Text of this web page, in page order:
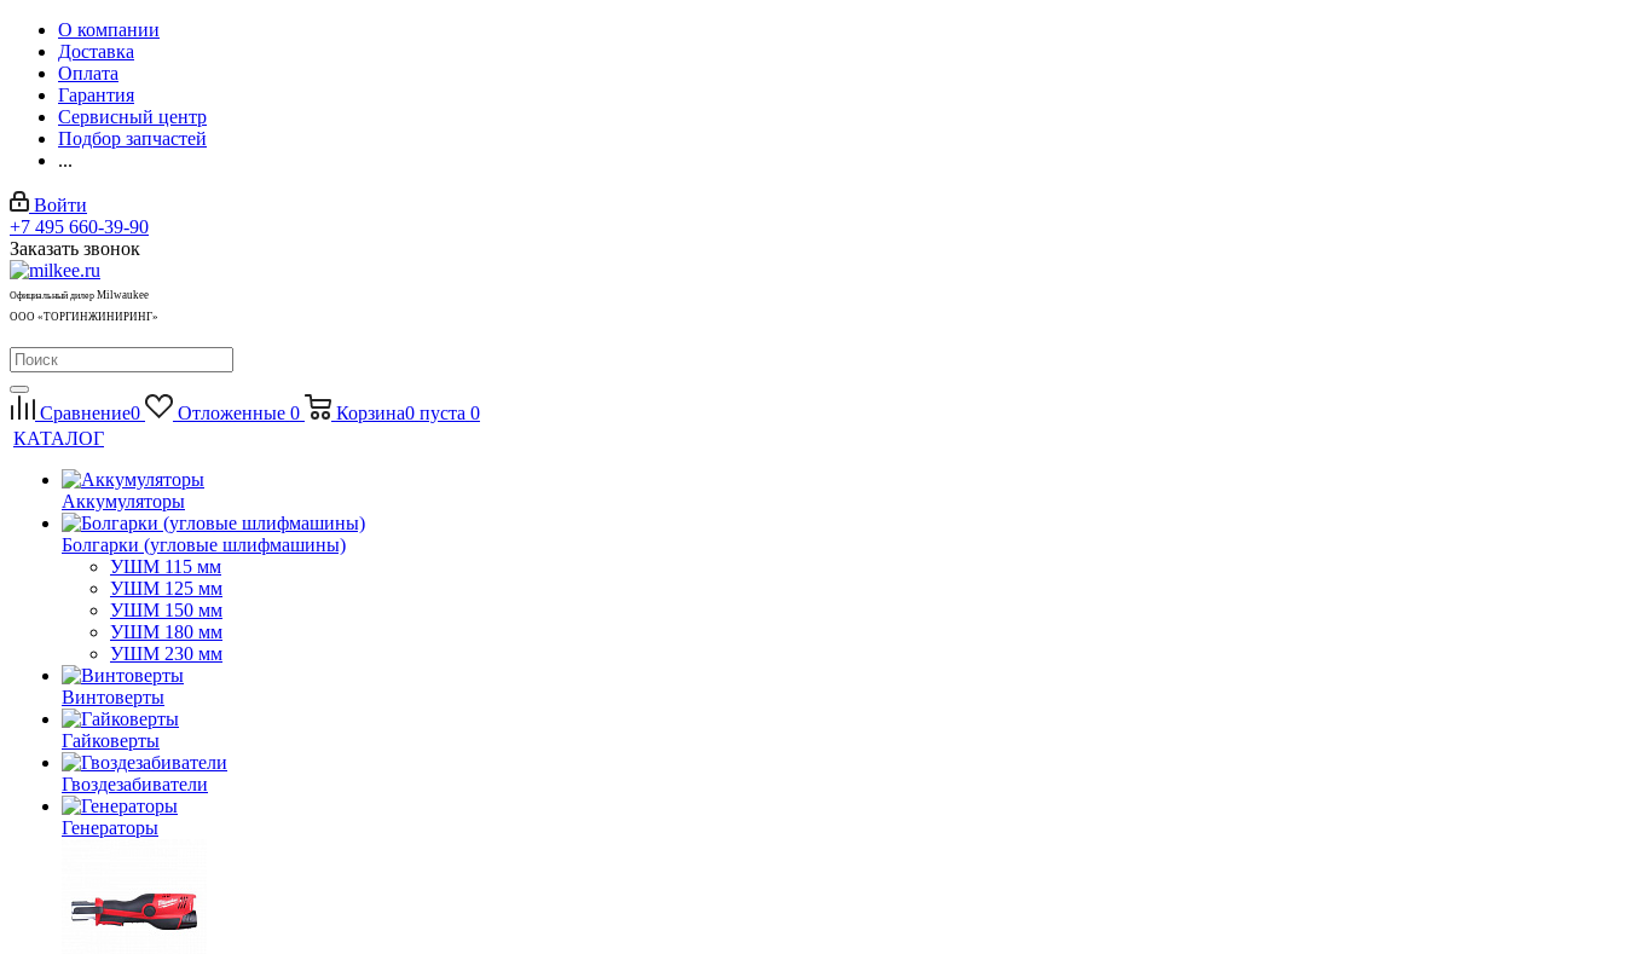
О компании
Доставка
Оплата
Гарантия
Сервисный центр
Подбор запчастей
...
Войти
+7 495 660-39-90
Заказать звонок
Официальный дилер Milwaukee
ООО «ТОРГИНЖИНИРИНГ»
Сравнение0 Отложенные 0 Корзина0 пуста 0
КАТАЛОГ
Аккумуляторы
Болгарки (угловые шлифмашины)
УШМ 115 мм
УШМ 125 мм
УШМ 150 мм
УШМ 180 мм
УШМ 230 мм
Винтоверты
Гайковерты
Гвоздезабиватели
Генераторы